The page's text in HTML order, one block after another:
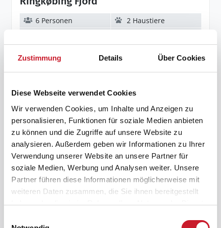
Zustimmung Details Über Cookies
Diese Webseite verwendet Cookies
Wir verwenden Cookies, um Inhalte und Anzeigen zu
personalisieren, Funktionen für soziale Medien anbieten
zu können und die Zugriffe auf unsere Website zu
analysieren. Außerdem geben wir Informationen zu Ihrer
Verwendung unserer Website an unsere Partner für
soziale Medien, Werbung und Analysen weiter. Unsere
Partner führen diese Informationen möglicherweise mit
weiteren Daten zusammen, die Sie ihnen bereitgestellt
haben oder die sie im Rahmen Ihrer Nutzung der Dienste
6 Personen
2 Haustiere
Sonne und Strand sus24-1057
Ferienhaus LN1044 in Nørlev Strand /